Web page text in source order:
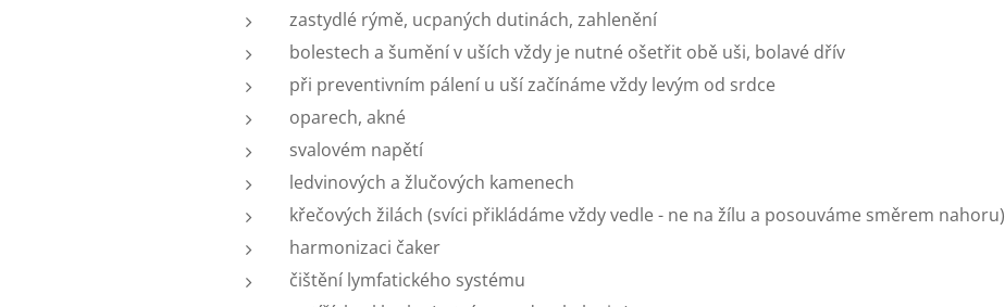
zastydlé rýmě, ucpaných dutinách, zahlenění
bolestech a šumění v uších vždy je nutné ošetřit obě uši, bolavé dřív
při preventivním pálení u uší začínáme vždy levým od srdce
oparech, akné
svalovém napětí
ledvinových a žlučových kamenech
křečových žilách (svíci přikládáme vždy vedle - ne na žílu a posouváme směrem nahoru)
harmonizaci čaker
čištění lymfatického systému